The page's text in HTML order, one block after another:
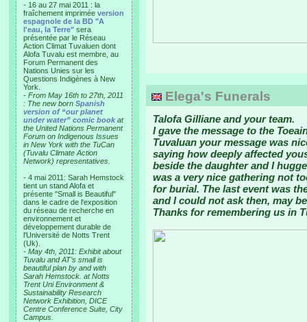
- 16 au 27 mai 2011 : la
fraîchement imprimée version
espagnole de la BD "A
l'eau, la Terre" sera
présentée par le Réseau
Action Climat Tuvaluen dont
Alofa Tuvalu est membre, au
Forum Permanent des
Nations Unies sur les
Questions Indigènes à New
York.
- From May 16th to 27th, 2011
: The new born Spanish
version of “our planet
under water” comic book at
the United Nations Permanent
Forum on Indigenous Issues
in New York with the TuCan
(Tuvalu Climate Action
Network) representatives.
- 4 mai 2011: Sarah Hemstock
tient un stand Alofa et
présente "Small is Beautiful"
dans le cadre de l'exposition
du réseau de recherche en
environnement et
développement durable de
l'Université de Notts Trent
(Uk).
- May 4th, 2011: Exhibit about
Tuvalu and AT’s small is
beautiful plan by and with
Sarah Hemstock. at Notts
Trent Uni Environment &
Sustainability Research
Network Exhibition, DICE
Centre Conference Suite, City
Campus.
Elega's Funerals
Talofa Gilliane and your team.
I gave the message to the
Tuvaluan your message was
saying how deeply affected
beside the daughter and I
was a very nice gathering not
for burial. The last event was
and I could not ask then, may
Thanks for remembering us in